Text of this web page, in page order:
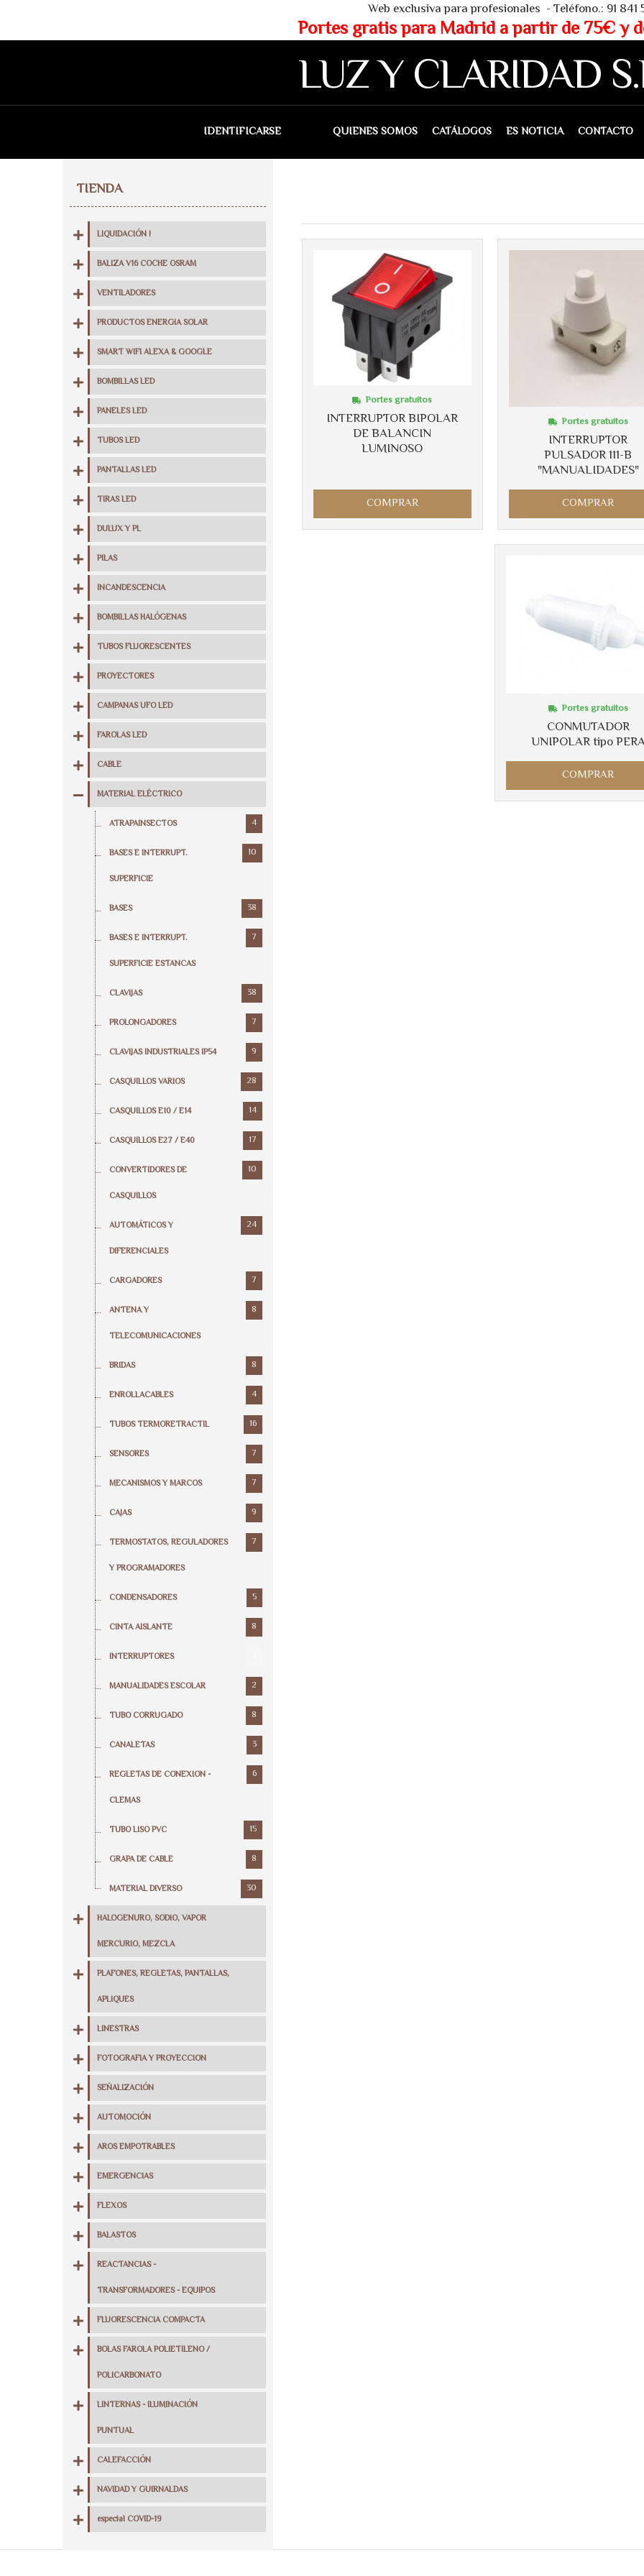
Web exclusiva para profesionales - Teléfono.: 91 841 53 80 -
Portes gratis para Madrid a partir de 75€ y de 150€
LUZ Y CLARIDAD
IDENTIFICARSE QUIENES SOMOS CATÁLOGOS ES NOTICIA CONTACTO
TIENDA
LIQUIDACIÓN !
BALIZA V16 COCHE OSRAM
VENTILADORES
PRODUCTOS ENERGIA SOLAR
SMART WIFI ALEXA & GOOGLE
BOMBILLAS LED
PANELES LED
TUBOS LED
PANTALLAS LED
TIRAS LED
DULUX Y PL
PILAS
INCANDESCENCIA
BOMBILLAS HALÓGENAS
TUBOS FLUORESCENTES
PROYECTORES
CAMPANAS UFO LED
FAROLAS LED
CABLE
MATERIAL ELÉCTRICO
ATRAPAINSECTOS 4
BASES E INTERRUPT.
SUPERFICIE
10
BASES 38
BASES E INTERRUPT.
SUPERFICIE ESTANCAS
7
CLAVIJAS 38
PROLONGADORES 7
CLAVIJAS INDUSTRIALES IP54 9
CASQUILLOS VARIOS 28
CASQUILLOS E10 / E14 14
CASQUILLOS E27 / E40 17
CONVERTIDORES DE
CASQUILLOS
10
AUTOMÁTICOS Y
DIFERENCIALES
24
CARGADORES 7
ANTENA Y
TELECOMUNICACIONES
8
BRIDAS 8
ENROLLACABLES 4
TUBOS TERMORETRACTIL 16
SENSORES 7
MECANISMOS Y MARCOS 7
CAJAS 9
TERMOSTATOS, REGULADORES
Y PROGRAMADORES
7
CONDENSADORES 5
CINTA AISLANTE 8
INTERRUPTORES
MANUALIDADES ESCOLAR 2
TUBO CORRUGADO 8
CANALETAS 3
REGLETAS DE CONEXION -
CLEMAS
6
TUBO LISO PVC 15
GRAPA DE CABLE 8
MATERIAL DIVERSO 30
HALOGENURO, SODIO, VAPOR
MERCURIO, MEZCLA
PLAFONES, REGLETAS, PANTALLAS,
APLIQUES
LINESTRAS
FOTOGRAFIA Y PROYECCION
SEÑALIZACIÓN
AUTOMOCIÓN
AROS EMPOTRABLES
EMERGENCIAS
FLEXOS
BALASTOS
REACTANCIAS -
TRANSFORMADORES - EQUIPOS
FLUORESCENCIA COMPACTA
BOLAS FAROLA POLIETILENO /
POLICARBONATO
LINTERNAS - ILUMINACIÓN
PUNTUAL
CALEFACCIÓN
NAVIDAD Y GUIRNALDAS
especial COVID-19
INTERRUPTOR BIPOLAR
DE BALANCIN
LUMINOSO
Portes gratuitos
COMPRAR
INTERRUPTOR
PULSADOR 111-B
"MANUALIDADES"
Portes gratuitos
COMPRAR
CONMUTADOR
UNIPOLAR tipo
Portes gratuitos
COMPRAR